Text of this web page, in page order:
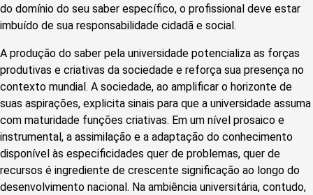
do domínio do seu saber específico, o profissional deve estar
imbuído de sua responsabilidade cidadã e social.
A produção do saber pela universidade potencializa as forças
produtivas e criativas da sociedade e reforça sua presença no
contexto mundial. A sociedade, ao amplificar o horizonte de
suas aspirações, explicita sinais para que a universidade assuma
com maturidade funções criativas. Em um nível prosaico e
instrumental, a assimilação e a adaptação do conhecimento
disponível às especificidades quer de problemas, quer de
recursos é ingrediente de crescente significação ao longo do
desenvolvimento nacional. Na ambiência universitária, contudo,